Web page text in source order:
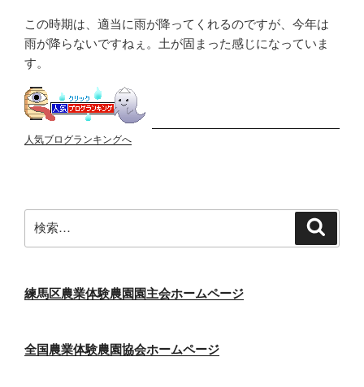
この時期は、適当に雨が降ってくれるのですが、今年は
雨が降らないですねぇ。土が固まった感じになっていま
す。
人気ブログランキングへ
索:
練馬区農業体験農園園主会ホームページ
全国農業体験農園協会ホームページ